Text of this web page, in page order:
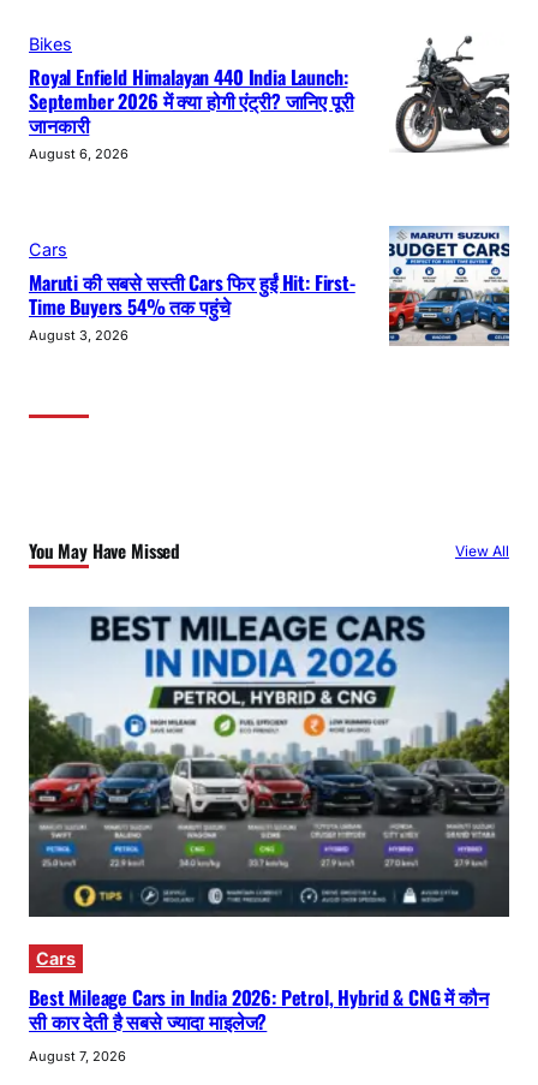
Bikes
Royal Enfield Himalayan 440 India Launch:
September 2026 में क्या होगी एंट्री? जानिए पूरी
जानकारी
August 6, 2026
Cars
Maruti की सबसे सस्ती Cars फिर हुईं Hit: First-
Time Buyers 54% तक पहुंचे
August 3, 2026
You May Have Missed View All
Cars
Best Mileage Cars in India 2026: Petrol, Hybrid & CNG में कौन
सी कार देती है सबसे ज्यादा माइलेज?
August 7, 2026